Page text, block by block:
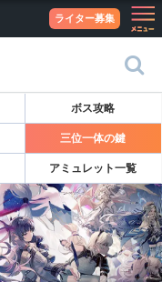
ライター募集
ボス攻略
三位一体の鍵
アミュレット一覧